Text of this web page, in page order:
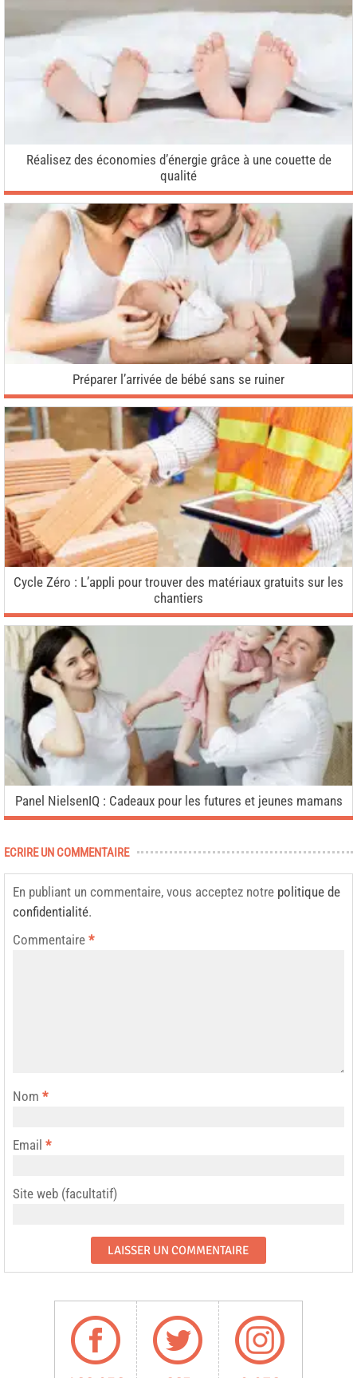
Réalisez des économies d’énergie grâce à une couette de
qualité
Préparer l’arrivée de bébé sans se ruiner
Cycle Zéro : L’appli pour trouver des matériaux gratuits sur les
chantiers
Panel NielsenIQ : Cadeaux pour les futures et jeunes mamans
ECRIRE UN COMMENTAIRE
En publiant un commentaire, vous acceptez notre politique de
confidentialité.
Commentaire *
Nom *
Email *
Site web (facultatif)